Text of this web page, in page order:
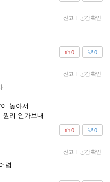
신고 공감 확인
0
0
신고 공감 확인
.
높아서
원리 인가보내
0
0
신고 공감 확인
렵